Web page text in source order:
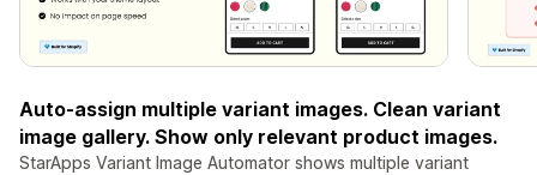
Auto-assign multiple variant images. Clean variant
image gallery. Show only relevant product images.
StarApps Variant Image Automator shows multiple variant